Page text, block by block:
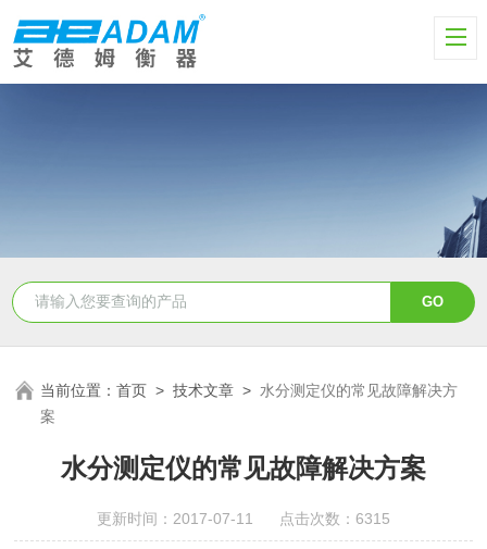
当前位置：首页 >技术文章 > 水分测定仪的常见故障解决方
案
水分测定仪的常见故障解决方案
更新时间：2017-07-11 点击次数：6315